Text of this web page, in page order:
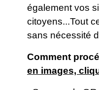
également vos
citoyens...Tout
sans nécessité
Comment
en images,